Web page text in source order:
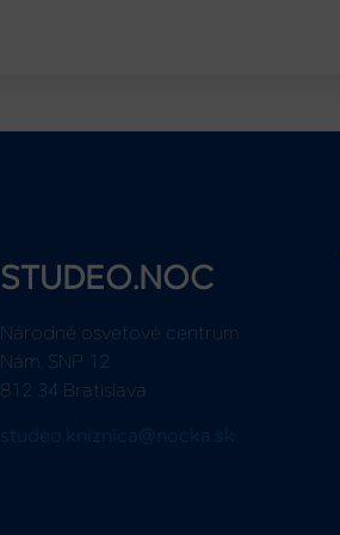
STUDEO.NOC
Národné osvetové centrum
Nám. SNP 12
812 34 Bratislava
studeo.kniznica@nocka.sk